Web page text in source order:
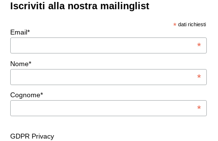
Iscriviti alla nostra mailinglist
* dati richiesti
Email*
*
Nome*
*
Cognome*
*
GDPR Privacy